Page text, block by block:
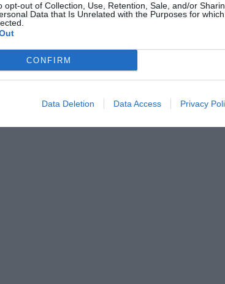
opt-out of Collection, Use, Retention, Sale, and/or
Data that Is Unrelated with the Purposes for
CONFIRM
Data Deletion Data Access Privacy